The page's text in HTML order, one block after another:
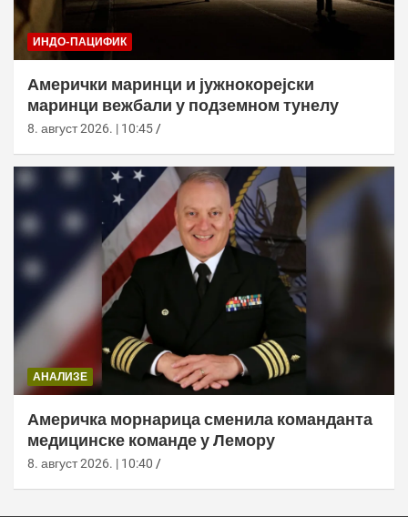
ИНДО-ПАЦИФИК
Амерички маринци и јужнокорејски
маринци вежбали у подземном тунелу
8. август 2026. | 10:45
АНАЛИЗЕ
Америчка морнарица сменила команданта
медицинске команде у Лемору
8. август 2026. | 10:40